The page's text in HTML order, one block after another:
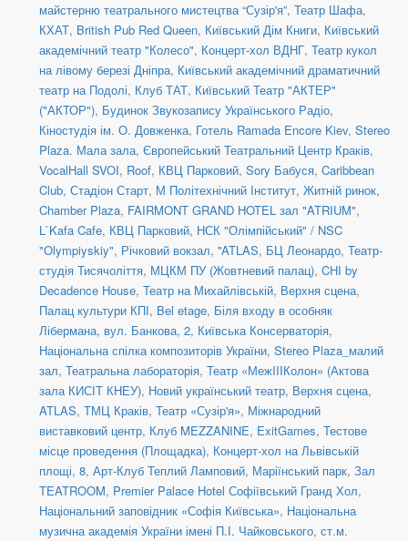
майстерню театрального мистецтва “Сузір'я”, Театр Шафа,
КХАТ, British Pub Red Queen, Київський Дім Книги, Київський
академічний театр "Колесо", Концерт-хол ВДНГ, Театр кукол
на лівому березі Дніпра, Київський академічний драматичний
театр на Подолі, Клуб ТАТ, Київський Театр "АКТЕР"
("АКТОР"), Будинок Звукозапису Українського Радіо,
Кіностудія ім. О. Довженка, Готель Ramada Encore Kiev, Stereo
Plaza. Мала зала, Європейський Театральний Центр Краків,
VocalHall SVOI, Roof, КВЦ Парковий, Sory Бабуся, Caribbean
Club, Стадіон Старт, М Політехнічний Інститут, Житній ринок,
Chamber Plaza, FAIRMONT GRAND HOTEL зал "ATRIUM",
L`Kafa Cafe, КВЦ Парковий, НСК "Олімпійський" / NSC
"Olympiyskiy", Річковий вокзал, ''ATLAS, БЦ Леонардо, Театр-
студія Тисячоліття, МЦКМ ПУ (Жовтневий палац), CHI by
Decadence House, Театр на Михайлівській, Верхня сцена,
Палац культури КПІ, Bel etage, Біля входу в особняк
Лібермана, вул. Банкова, 2, Київська Консерваторія,
Національна спілка композиторів України, Stereo Plaza_малий
зал, Театральна лабораторія, Театр «МежIIIКолон» (Актова
зала КИСІТ КНЕУ), Новий український театр, Верхня сцена,
ATLAS, ТМЦ Краків, Театр «Сузір'я», Міжнародний
виставковий центр, Клуб MEZZANINE, ExitGames, Тестове
місце проведення (Площадка), Концерт-хол на Львівській
площі, 8, Арт-Клуб Теплий Ламповий, Маріїнський парк, Зал
TEATROOM, Premier Palace Hotel Софіївський Гранд Хол,
Національний заповідник «Софія Київська», Національна
музична академія України імені П.І. Чайковського, ст.м.